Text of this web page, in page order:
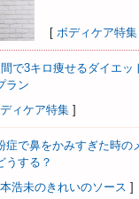
[ ボディケア特集
で3キロ痩せるダイエッ
ラン
ィケア特集 ]
症で鼻をかみすぎた時の
うする？
浩未のきれいのソース ]